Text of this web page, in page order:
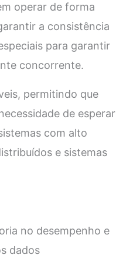
operar de forma
a consistência
para garantir
concorrente.
permitindo que
de esperar
com alto
e sistemas
no desempenho e
dados